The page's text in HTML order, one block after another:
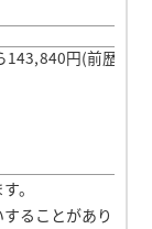
143,840円(前歴換
。
ることがあり